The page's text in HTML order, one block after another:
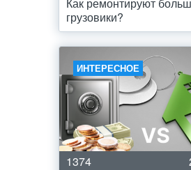
грузовики?
ИНТЕРЕСНОЕ
1374